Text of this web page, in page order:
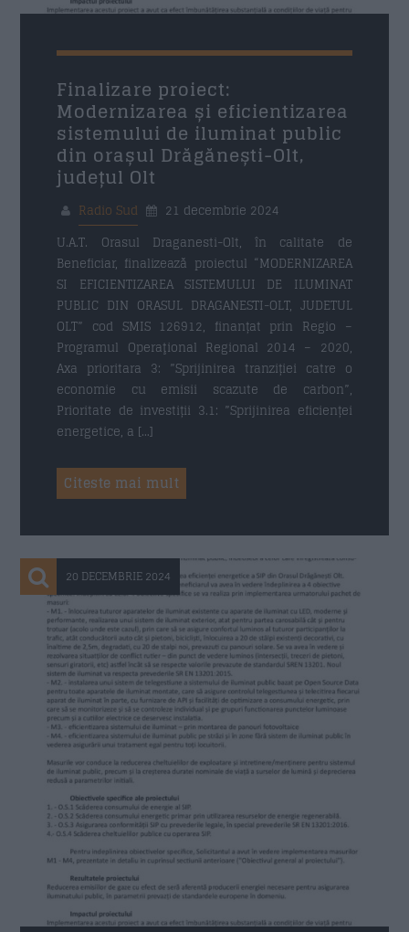
Finalizare proiect:
Modernizarea și eficientizarea
sistemului de iluminat public
din orașul Drăgănești-Olt,
județul Olt
Radio Sud
21 decembrie 2024
U.A.T. Orasul Draganesti-Olt, în calitate de
Beneficiar, finalizează proiectul “MODERNIZAREA
SI EFICIENTIZAREA SISTEMULUI DE ILUMINAT
PUBLIC DIN ORASUL DRAGANESTI-OLT, JUDETUL
OLT” cod SMIS 126912, finanțat prin Regio –
Programul Operaţional Regional 2014 – 2020,
Axa prioritara 3: ”Sprijinirea tranziției catre o
economie cu emisii scazute de carbon”,
Prioritate de investiții 3.1: ”Sprijinirea eficienței
energetice, a […]
Citeste mai mult
20 DECEMBRIE 2024